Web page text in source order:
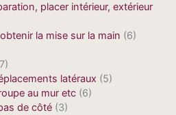
placer intérieur, extérieur
la mise sur la main (6)
latéraux (5)
au mur etc (6)
de côté (3)